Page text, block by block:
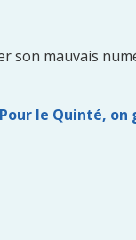
son mauvais
le Quinté, on